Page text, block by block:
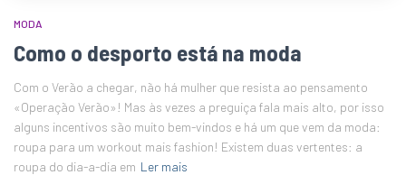
MODA
Como o desporto está na moda
Com o Verão a chegar, não há mulher que resista ao pensamento
«Operação Verão»! Mas às vezes a preguiça fala mais alto, por isso
alguns incentivos são muito bem-vindos e há um que vem da moda:
roupa para um workout mais fashion! Existem duas vertentes: a
roupa do dia-a-dia em Ler mais